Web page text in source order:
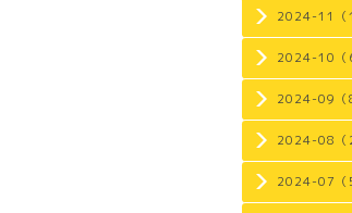
2024-11（1
2024-10（6
2024-09（8
2024-08（2
2024-07（5